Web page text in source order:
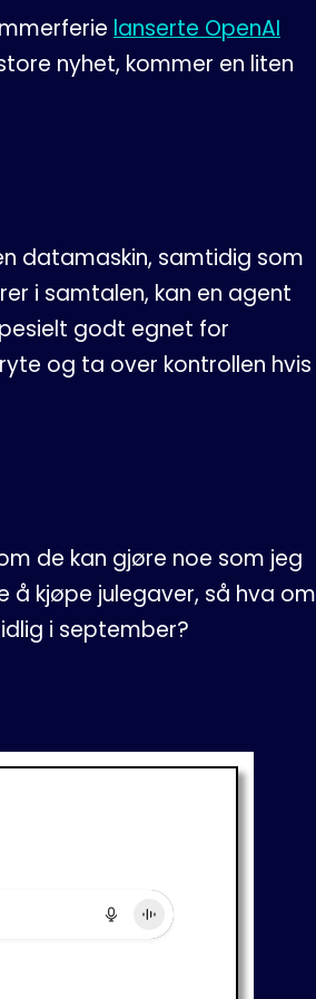
lanserte OpenAI
nyhet, kommer en liten
datamaskin, samtidig som
i samtalen, kan en agent
godt egnet for
og ta over kontrollen hvis
de kan gjøre noe som jeg
å kjøpe julegaver, så hva om
i september?